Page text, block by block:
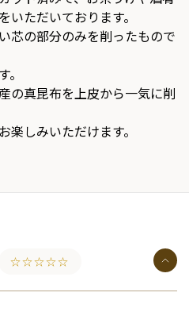
いただいております。
芯の部分のみを削ったもので
の真昆布を上皮から一気に削
しみいただけます。
☆☆☆☆☆